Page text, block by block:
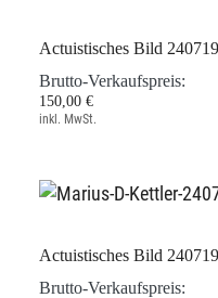
Actuistisches Bild
Brutto-Verkaufspreis:
150,00 €
inkl. MwSt.
Actuistisches Bild
Brutto-Verkaufspreis: